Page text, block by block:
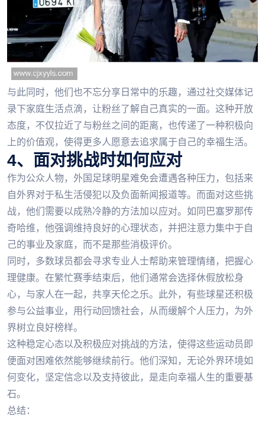
与此同时，他们也不忘分享日常中的乐趣，通过社交媒体记
录下家庭生活点滴，让粉丝了解自己真实的一面。这种开放
态度，不仅拉近了与粉丝之间的距离，也传递了一种积极向
上的价值观，使得更多人愿意去追求属于自己的幸福生活。
4、面对挑战时如何应对
作为公众人物，外国足球明星难免会遭遇各种压力，包括来
自外界对于私生活侵犯以及负面新闻报道等。而面对这些挑
战，他们需要以成熟冷静的方法加以应对。如同巴塞罗那传
奇哈维，他强调维持良好的心理状态，并把注意力集中于自
己的事业及家庭，而不是那些消极评价。
同时，多数球员都会寻求专业人士帮助来管理情绪，把握心
理健康。在繁忙赛季结束后，他们通常会选择休假放松身
心，与家人在一起，共享天伦之乐。此外，有些球星还积极
参与公益事业，用行动回馈社会，从而缓解个人压力，为外
界树立良好榜样。
这种稳定心态以及积极应对挑战的方法，使得这些运动员即
便面对困难依然能够继续前行。他们深知，无论外界环境如
何变化，坚定信念以及支持彼此，是走向幸福人生的重要基
石。
总结：